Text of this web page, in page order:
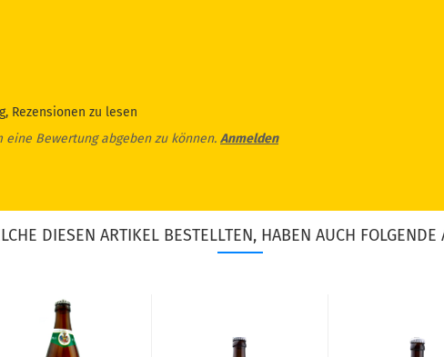
Rezensionen zu lesen
Bewertung abgeben zu können. Anmelden
DIESEN ARTIKEL BESTELLTEN, HABEN AUCH FOLGENDE